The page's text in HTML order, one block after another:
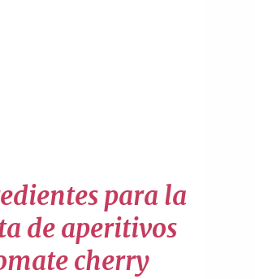
para la
de aperitivos
cherry